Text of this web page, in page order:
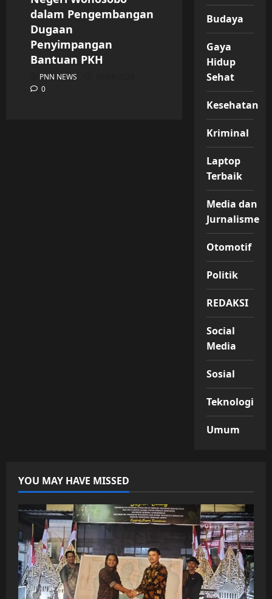
dalam Pengembangan
Dugaan
Penyimpangan
Bantuan PKH
PNN NEWS
0
Budaya
Gaya
Hidup
Sehat
Kesehatan
Kriminal
Laptop
Terbaik
Media dan
Jurnalisme
Otomotif
Politik
REDAKSI
Social
Media
Sosial
Teknologi
Umum
YOU MAY HAVE MISSED